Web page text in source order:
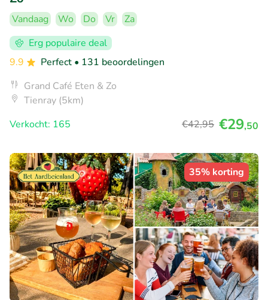
Vandaag Wo Do Vr
Za
Erg populaire deal
9.9
Perfect • 131 beoordelingen
Grand Café Eten & Zo
Tienray (5km)
Verkocht: 165
€42,95 €29,50
35% korting